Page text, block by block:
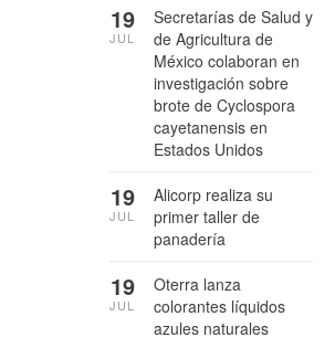
Secretarías de Salud y
de Agricultura de
México colaboran en
investigación sobre
brote de Cyclospora
cayetanensis en
Estados Unidos
19
JUL
Alicorp realiza su
primer taller de
panadería
19
JUL
Oterra lanza
colorantes líquidos
azules naturales
19
JUL